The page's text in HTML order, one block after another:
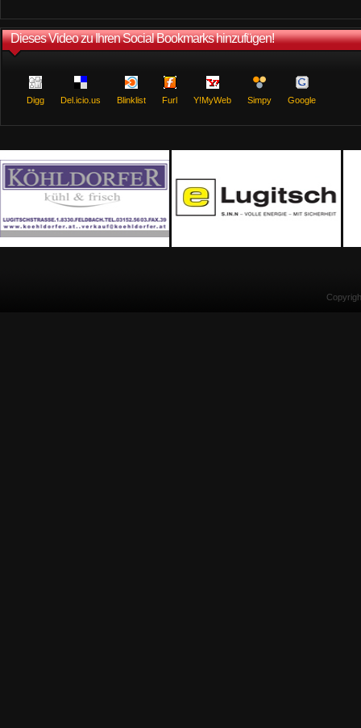
Dieses Video zu Ihren Social Bookmarks hinzufügen!
Digg Del.icio.us Blinklist Furl Y!MyWeb Simpy Google